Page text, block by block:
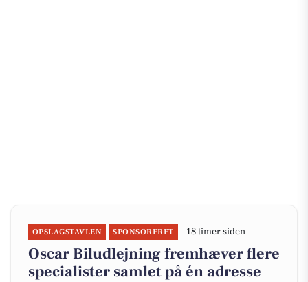
OPSLAGSTAVLEN SPONSORERET 18 timer siden
Oscar Biludlejning fremhæver flere
specialister samlet på én adresse